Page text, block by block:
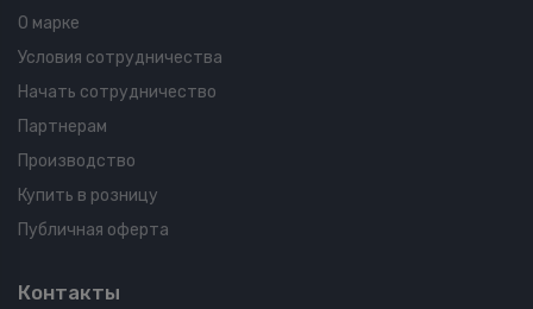
О марке
Условия сотрудничества
Начать сотрудничество
Партнерам
Производство
Купить в розницу
Публичная оферта
Контакты